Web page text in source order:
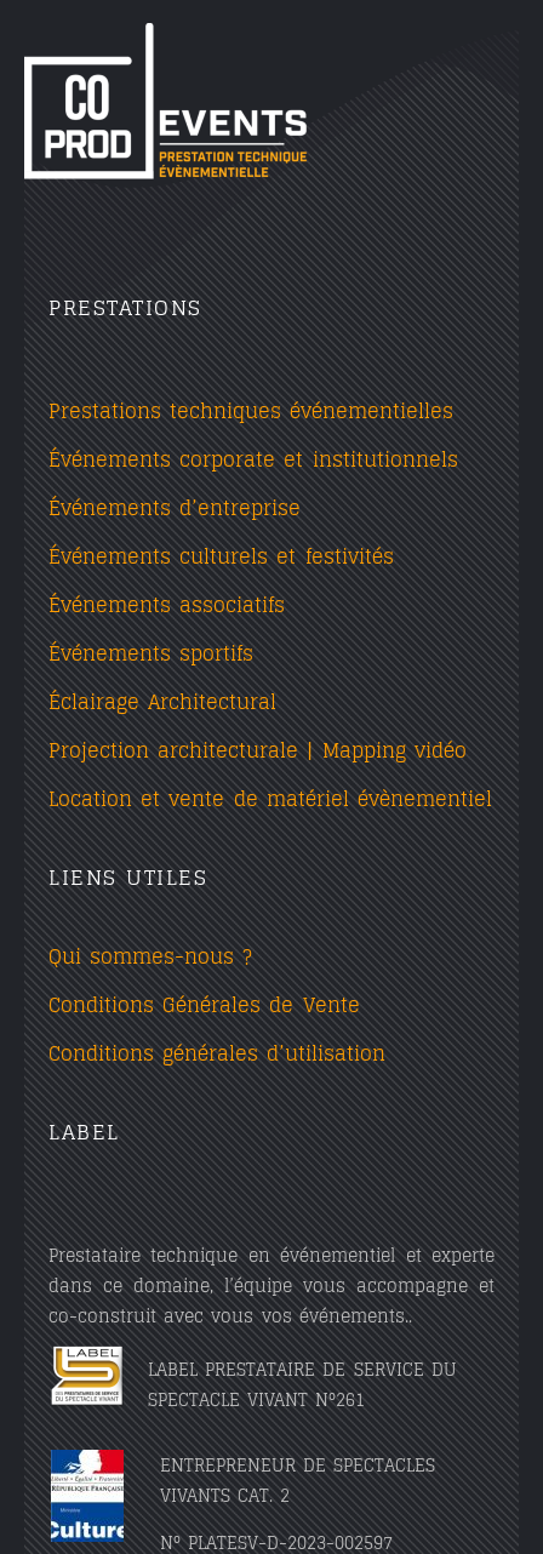
PRESTATIONS
Prestations techniques événementielles
Événements corporate et institutionnels
Événements d’entreprise
Événements culturels et festivités
Événements associatifs
Événements sportifs
Éclairage Architectural
Projection architecturale | Mapping vidéo
Location et vente de matériel évènementiel
LIENS UTILES
Qui sommes-nous ?
Conditions Générales de Vente
Conditions générales d’utilisation
LABEL
Prestataire technique en événementiel et experte
dans ce domaine, l’équipe vous accompagne et
co-construit avec vous vos événements..
LABEL PRESTATAIRE DE SERVICE DU
SPECTACLE VIVANT N°261
ENTREPRENEUR DE SPECTACLES
VIVANTS CAT. 2
N° PLATESV-D-2023-002597